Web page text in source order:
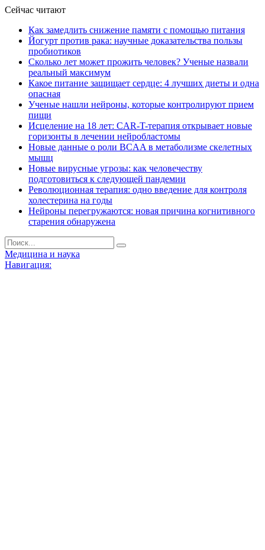
Сейчас читают
Как замедлить снижение памяти с помощью питания
Йогурт против рака: научные доказательства пользы
пробиотиков
Сколько лет может прожить человек? Ученые назвали
реальный максимум
Какое питание защищает сердце: 4 лучших диеты и одна
опасная
Ученые нашли нейроны, которые контролируют прием
пищи
Исцеление на 18 лет: CAR-T-терапия открывает новые
горизонты в лечении нейробластомы
Новые данные о роли BCAA в метаболизме скелетных
мышц
Новые вирусные угрозы: как человечеству
подготовиться к следующей пандемии
Революционная терапия: одно введение для контроля
холестерина на годы
Нейроны перегружаются: новая причина когнитивного
старения обнаружена
Медицина и наука
Навигация: